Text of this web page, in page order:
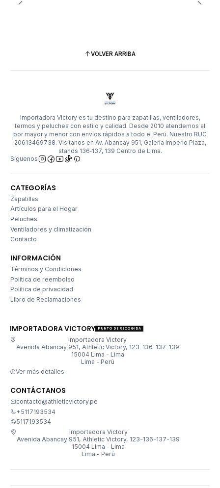
VOLVER ARRIBA
Importadora Victory es tu destino para zapatillas, ventiladores,
termos y peluches con estilo y calidad. Desde 2010 atendemos al
por mayor y menor con envíos rápidos a todo el Perú. Nuestro RUC
20613469738. Visítanos en Av. Abancay 951, Galería Imperio Plaza,
stands 136‑137, 139 Centro de Lima.
Síguenos
CATEGORÍAS
Zapatillas
Artículos para el Hogar
Peluches
Ventiladores y climatización
Contacto
INFORMACIÓN
Términos y Condiciones
Politica de reembolso
Política de privacidad
Libro de Reclamaciones
IMPORTADORA VICTORY PUNTO DE RECOGIDA
Importadora Victory
Avenida Abancay 951, Athletic Victory, 123-136-137-139
15004 Lima - Lima
Lima - Perú
Ver más detalles
CONTÁCTANOS
contacto@athleticvictory.pe
+5117193534
5117193534
Importadora Victory
Avenida Abancay 951, Athletic Victory, 123-136-137-139
15004 Lima - Lima
Lima - Perú